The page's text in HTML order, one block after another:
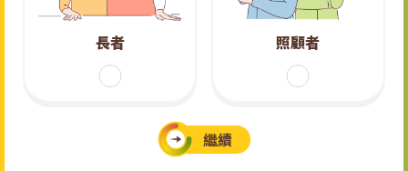
系
長者 照顧者
繼續